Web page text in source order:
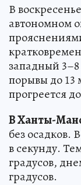
В
автономном
западный
порывы до 13
прогреется
В Ханты-
без осадков.
в секунду.
градусов,
градусов.